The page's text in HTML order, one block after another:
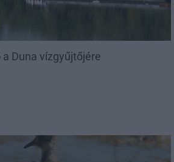
Duna vízgyűjtőjére